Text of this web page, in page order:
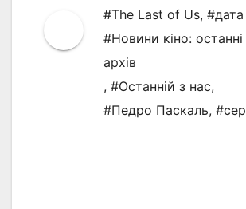
#The Last of Us,
#Новини кіно: останні
архів
, #Останній з нас,
#Педро Паскаль,